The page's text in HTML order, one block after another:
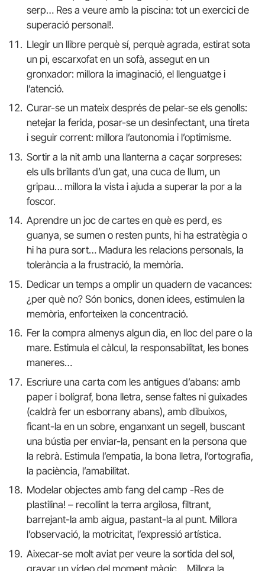
serp… Res a veure amb la piscina: tot un exercici de
superació personal!.
Llegir un llibre perquè sí, perquè agrada, estirat sota
un pi, escarxofat en un sofà, assegut en un
gronxador: millora la imaginació, el llenguatge i
l’atenció.
Curar-se un mateix després de pelar-se els genolls:
netejar la ferida, posar-se un desinfectant, una tireta
i seguir corrent: millora l’autonomia i l’optimisme.
Sortir a la nit amb una llanterna a caçar sorpreses:
els ulls brillants d’un gat, una cuca de llum, un
gripau… millora la vista i ajuda a superar la por a la
foscor.
Aprendre un joc de cartes en què es perd, es
guanya, se sumen o resten punts, hi ha estratègia o
hi ha pura sort… Madura les relacions personals, la
tolerància a la frustració, la memòria.
Dedicar un temps a omplir un quadern de vacances:
¿per què no? Són bonics, donen idees, estimulen la
memòria, enforteixen la concentració.
Fer la compra almenys algun dia, en lloc del pare o la
mare. Estimula el càlcul, la responsabilitat, les bones
maneres…
Escriure una carta com les antigues d’abans: amb
paper i bolígraf, bona lletra, sense faltes ni guixades
(caldrà fer un esborrany abans), amb dibuixos,
ficant-la en un sobre, enganxant un segell, buscant
una bústia per enviar-la, pensant en la persona que
la rebrà. Estimula l’empatia, la bona lletra, l’ortografia,
la paciència, l’amabilitat.
Modelar objectes amb fang del camp -Res de
plastilina! – recollint la terra argilosa, filtrant,
barrejant-la amb aigua, pastant-la al punt. Millora
l’observació, la motricitat, l’expressió artística.
Aixecar-se molt aviat per veure la sortida del sol,
gravar un vídeo del moment màgic… Millora la